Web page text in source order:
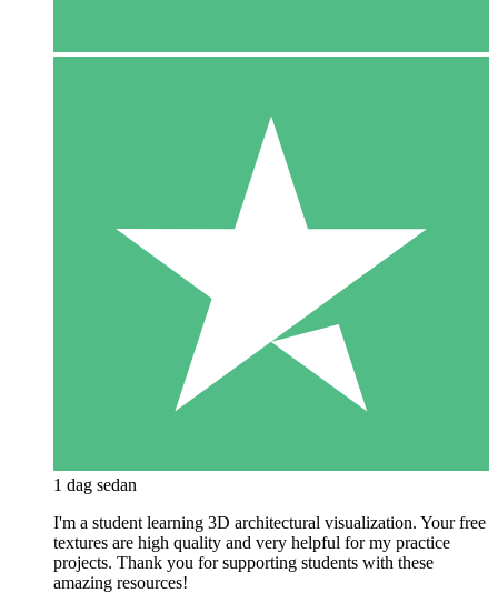
1 dag sedan
I'm a student learning 3D architectural visualization. Your free
textures are high quality and very helpful for my practice
projects. Thank you for supporting students with these
amazing resources!